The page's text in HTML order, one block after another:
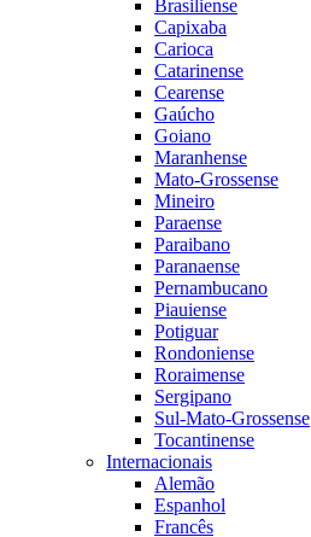
Brasiliense
Capixaba
Carioca
Catarinense
Cearense
Gaúcho
Goiano
Maranhense
Mato-Grossense
Mineiro
Paraense
Paraibano
Paranaense
Pernambucano
Piauiense
Potiguar
Rondoniense
Roraimense
Sergipano
Sul-Mato-Grossense
Tocantinense
Internacionais
Alemão
Espanhol
Francês